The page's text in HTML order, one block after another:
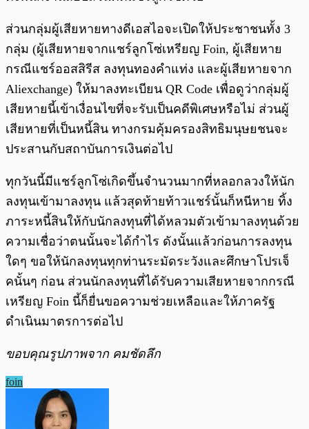
ส่วนกลุ่มผู้เสียหายทางดีเอสไอจะเปิดให้ประชาชนทั้ง 3
กลุ่ม (ผู้เสียหายจากแชร์ลูกโซ่เหรียญ Foin, ผู้เสียหาย
กรณีแชร์ออสสิรีส ลงทุนทองคำแท่ง และผู้เสียหายจาก
Aliexchange) ให้มาลงทะเบียน QR Code เพื่อดูว่ากลุ่มผู้
เสียหายนี้เข้าเงื่อนไขที่จะรับเป็นคดีพิเศษหรือไม่ ส่วนผู้
เสียหายที่เป็นหนี้สิน ทางกรมคุ้มครองสิทธิมนุษยชนจะ
ประสานกับสถาบันการเงินต่อไป
ทุกวันนี้มีแชร์ลูกโซ่เกิดขึ้นจำนวนมากที่หลอกลวงให้นัก
ลงทุนเข้ามาลงทุน แล้วสุดท้ายท้าวแชร์นั้นก็หนีหาย ทิ้ง
ภาระหนี้สินให้กับนักลงทุนที่ได้หลวมตัวเข้ามาลงทุนด้วย
ความเชื่อว่าตนนั้นจะได้กำไร ดังนั้นแล้วก่อนการลงทุน
ใดๆ ขอให้นักลงทุนทุกท่านระมัดระวังและศึกษาโปรเจ็
คนั้นๆ ก่อน ส่วนนักลงทุนที่ได้รับความเสียหายจากกรณี
เหรียญ Foin นี้ก็ยื่นขอความช่วยเหลือและให้ภาครัฐ
ดำเนินมาตรการต่อไป
ขอบคุณรูปภาพจาก คมชัดลึก
foin